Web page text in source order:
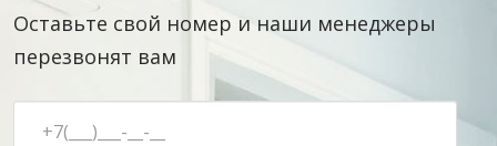
Оставьте свой номер и наши менеджеры
перезвонят вам